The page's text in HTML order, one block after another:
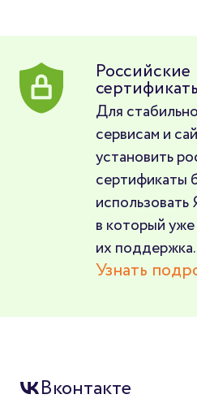
Российские
Для
сервисам и
установить
сертификаты
использовать
в который
их поддержка.
Узнать
Вконтакте